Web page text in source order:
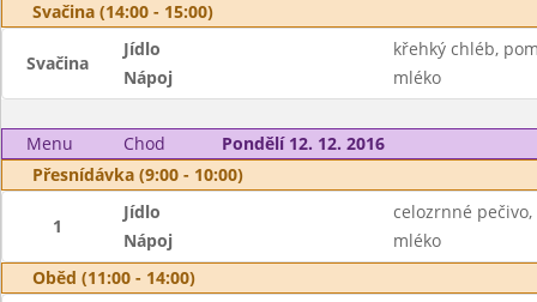
Svačina (14:00 - 15:00)
Svačina
Jídlo
křehký chléb,
Nápoj
mléko
Menu Chod
Pondělí 12. 12. 2016
Přesnídávka (9:00 - 10:00)
1
Jídlo
celozrnné
Nápoj
mléko
Oběd (11:00 - 14:00)